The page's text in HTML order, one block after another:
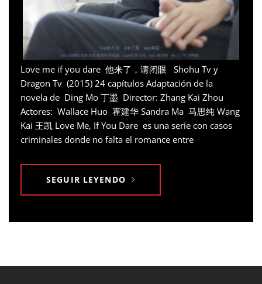
Love me if you dare 他来了，请闭眼 Shohu Tv y
Dragon Tv (2015) 24 capítulos Adaptación de la
novela de Ding Mo 丁墨 Director: Zhang Kai Zhou
Actores: Wallace Huo 霍建华 Sandra Ma 马思纯 Wang
Kai 王凯 Love Me, If You Dare es una serie con casos
criminales donde no falta el romance entre
SEGUIR LEYENDO